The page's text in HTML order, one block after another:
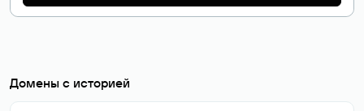
Домены с историей